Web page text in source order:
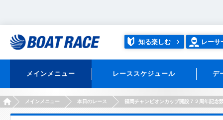
知る楽しむ レーサ
メインメニュー レーススケジュール デ
HOMEメインメニュー 本日のレース 福岡チャンピオンカップ開設７２周年記念